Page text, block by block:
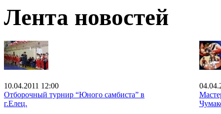
Лента новостей
10.04.2011 12:00
Отборочный турнир “Юного самбиста” в
г.Елец.